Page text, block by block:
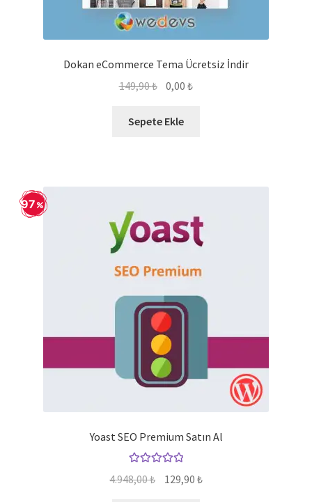
Dokan eCommerce Tema Ücretsiz İndir
149,90₺ Orijinal
149,90 ₺.
0,00₺Şu
Sepete Ekle
Yoast SEO Premium Satın Al
5.00
97
4.948,00₺
Orijinal
129,90 ₺Şu